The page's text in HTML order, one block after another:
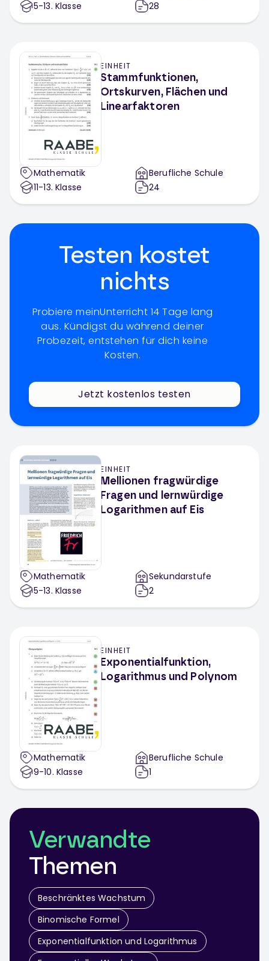
5-13. Klasse
28
EINHEIT
Stammfunktionen,
Ortskurven, Flächen und
Linearfaktoren
Mathematik
11-13. Klasse
Berufliche Schule
24
Testen kostet
nichts
Probiere meinUnterricht 14 Tage lang
aus. Kündigst du während deiner
Probezeit, entstehen für dich keine
Kosten.
Jetzt kostenlos testen
EINHEIT
Mellionen fragwürdige
Fragen und lernwürdige
Logarithmen auf Eis
Mathematik
5-13. Klasse
Sekundarstufe
2
EINHEIT
Exponentialfunktion,
Logarithmus und Polynom
Mathematik
9-10. Klasse
Berufliche Schule
1
Verwandte
Themen
Beschränktes Wachstum
Binomische Formel
Exponentialfunktion und Logarithmus